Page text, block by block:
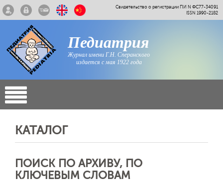
Свидетельство о регистрации ПИ N ФС77-34091
ISSN 1990-2182
Педиатрия
Журнал имени Г.Н. Сперанского
издается с мая 1922 года
КАТАЛОГ
ПОИСК ПО АРХИВУ, ПО
КЛЮЧЕВЫМ СЛОВАМ